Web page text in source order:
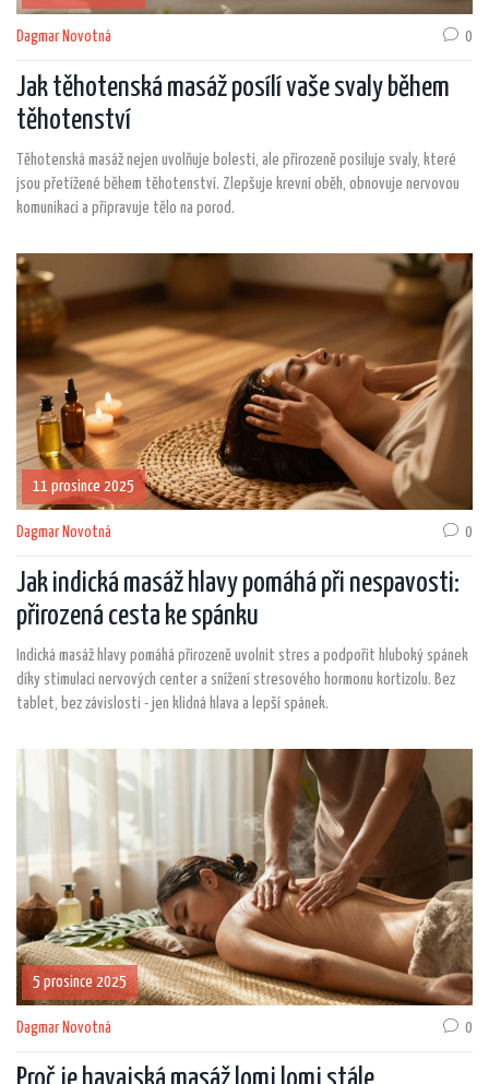
Dagmar Novotná 0
Jak těhotenská masáž posílí vaše svaly během
těhotenství
Těhotenská masáž nejen uvolňuje bolesti, ale přirozeně posiluje svaly, které
jsou přetížené během těhotenství. Zlepšuje krevní oběh, obnovuje nervovou
komunikaci a připravuje tělo na porod.
11 prosince 2025
Dagmar Novotná 0
Jak indická masáž hlavy pomáhá při nespavosti:
přirozená cesta ke spánku
Indická masáž hlavy pomáhá přirozeně uvolnit stres a podpořit hluboký spánek
díky stimulaci nervových center a snížení stresového hormonu kortizolu. Bez
tablet, bez závislosti - jen klidná hlava a lepší spánek.
5 prosince 2025
Dagmar Novotná 0